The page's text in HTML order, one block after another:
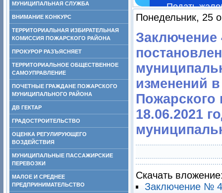
МУНИЦИПАЛЬНАЯ СЛУЖБА
ВНИМАНИЕ КОНКУРС
ТЕРРИТОРИАЛЬНАЯ ИЗБИРАТЕЛЬНАЯ
КОМИССИЯ ПОЖАРСКОГО РАЙОНА
ПРОКУРОР РАЗЪЯСНЯЕТ
ТЕРРИТОРИАЛЬНОЕ ОБЩЕСТВЕННОЕ
САМОУПРАВЛЕНИЕ
ПОЧЕТНЫЕ ГРАЖДАНЕ ПОЖАРСКОГО
МУНИЦИПАЛЬНОГО РАЙОНА
ДВ ГЕКТАР
ГРАДОСТРОИТЕЛЬСТВО
ОЦЕНКА РЕГУЛИРУЮЩЕГО
ВОЗДЕЙСТВИЯ
МУНИЦИПАЛЬНЫЕ ПАССАЖИРСКИЕ
ПЕРЕВОЗКИ
МАЛОЕ И СРЕДНЕЕ
ПРЕДПРИНИМАТЕЛЬСТВО
Подать
Понедельник, 25
Заключение
изменений
Пожарского
18.06.2021
Скачать
Заключение №